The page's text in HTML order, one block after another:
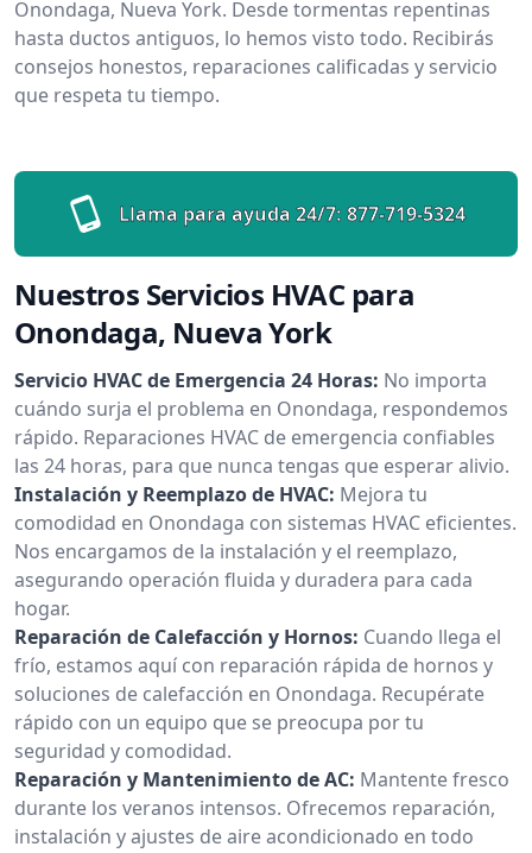
Onondaga, Nueva York. Desde tormentas repentinas
hasta ductos antiguos, lo hemos visto todo. Recibirás
consejos honestos, reparaciones calificadas y servicio
que respeta tu tiempo.
Llama para ayuda 24/7: 877-719-5324
Nuestros Servicios HVAC para
Onondaga, Nueva York
Servicio HVAC de Emergencia 24 Horas: No importa
cuándo surja el problema en Onondaga, respondemos
rápido. Reparaciones HVAC de emergencia confiables
las 24 horas, para que nunca tengas que esperar alivio.
Instalación y Reemplazo de HVAC: Mejora tu
comodidad en Onondaga con sistemas HVAC eficientes.
Nos encargamos de la instalación y el reemplazo,
asegurando operación fluida y duradera para cada
hogar.
Reparación de Calefacción y Hornos: Cuando llega el
frío, estamos aquí con reparación rápida de hornos y
soluciones de calefacción en Onondaga. Recupérate
rápido con un equipo que se preocupa por tu
seguridad y comodidad.
Reparación y Mantenimiento de AC: Mantente fresco
durante los veranos intensos. Ofrecemos reparación,
instalación y ajustes de aire acondicionado en todo